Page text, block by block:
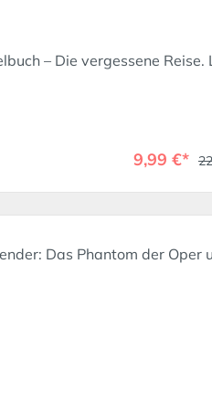
– Die vergessene
9,99 €*